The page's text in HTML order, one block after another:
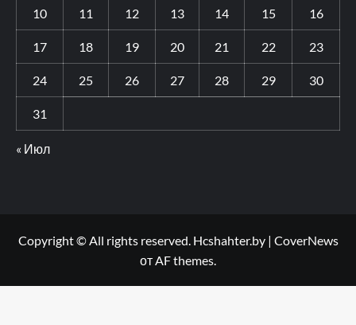
10 11 12 13 14 15 16
17 18 19 20 21 22 23
24 25 26 27 28 29 30
31
« Июл
Copyright © All rights reserved. Hcshahter.by | CoverNews
от AF themes.